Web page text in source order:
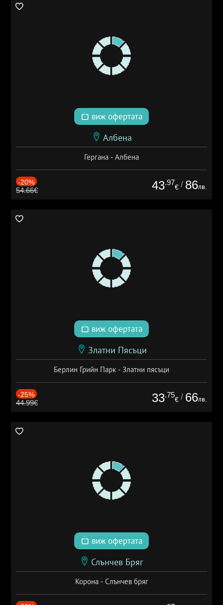
виж офертата
Албена
Гергана - Албена
-20%
54.66€ 43.97
€ / 86лв.
виж офертата
Златни Пясъци
Берлин Грийн Парк - Златни пясъци
-25%
44.99€ 33.75
€ / 66лв.
виж офертата
Слънчев Бряг
Корона - Слънчев бряг